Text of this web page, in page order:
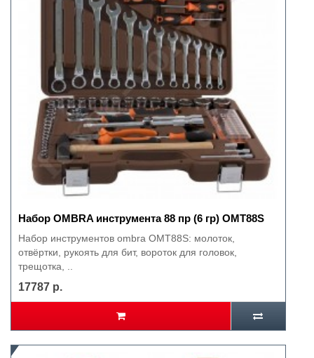
Набор OMBRA инструмента 88 пр (6 гр) OMT88S
Набор инструментов ombra OMT88S: молоток,
отвёртки, рукоять для бит, вороток для головок,
трещотка, ..
17787 р.